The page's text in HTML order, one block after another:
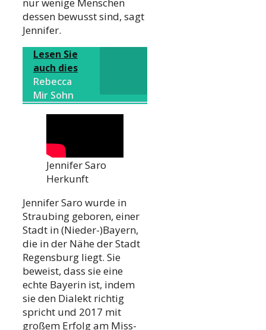
nur wenige Menschen
dessen bewusst sind, sagt
Jennifer.
Lesen Sie
auch dies
Rebecca
Mir Sohn
Jennifer Saro
Herkunft
Jennifer Saro wurde in
Straubing geboren, einer
Stadt in (Nieder-)Bayern,
die in der Nähe der Stadt
Regensburg liegt. Sie
beweist, dass sie eine
echte Bayerin ist, indem
sie den Dialekt richtig
spricht und 2017 mit
großem Erfolg am Miss-